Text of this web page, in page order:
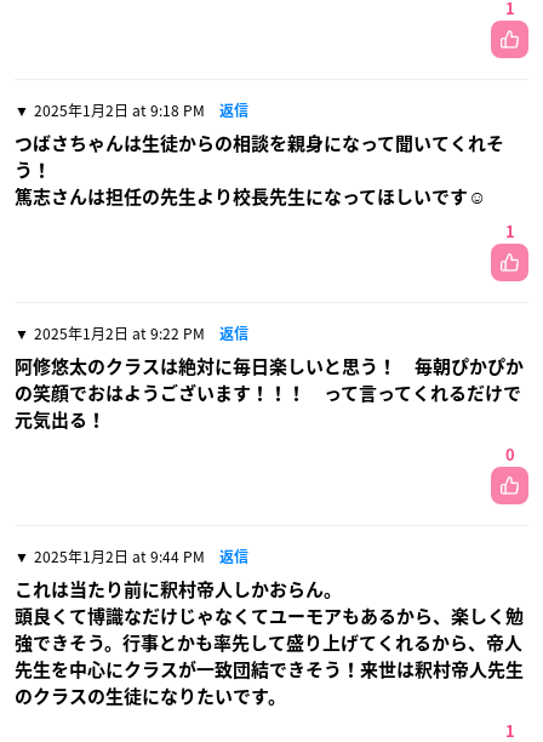
1
2025年1月2日 at 9:18 PM 返信
つばさちゃんは生徒からの相談を親身になって聞いてくれそ
う！
篤志さんは担任の先生より校長先生になってほしいです☺️
1
2025年1月2日 at 9:22 PM 返信
阿修悠太のクラスは絶対に毎日楽しいと思う！ 毎朝ぴかぴか
の笑顔でおはようございます！！！ って言ってくれるだけで
元気出る！
0
2025年1月2日 at 9:44 PM 返信
これは当たり前に釈村帝人しかおらん。
頭良くて博識なだけじゃなくてユーモアもあるから、楽しく勉
強できそう。行事とかも率先して盛り上げてくれるから、帝人
先生を中心にクラスが一致団結できそう！来世は釈村帝人先生
のクラスの生徒になりたいです。
1